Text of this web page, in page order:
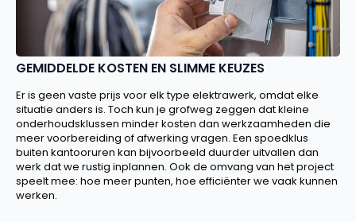
GEMIDDELDE KOSTEN EN SLIMME KEUZES
Er is geen vaste prijs voor elk type elektrawerk, omdat elke
situatie anders is. Toch kun je grofweg zeggen dat kleine
onderhoudsklussen minder kosten dan werkzaamheden die
meer voorbereiding of afwerking vragen. Een spoedklus
buiten kantooruren kan bijvoorbeeld duurder uitvallen dan
werk dat we rustig inplannen. Ook de omvang van het project
speelt mee: hoe meer punten, hoe efficiënter we vaak kunnen
werken.